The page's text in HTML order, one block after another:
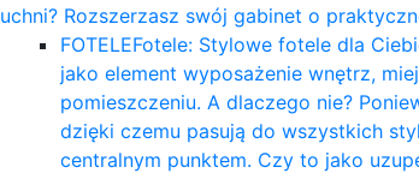
Rozszerzasz swój gabinet o
FOTELEFotele: Stylowe fotele dla
jako element wyposażenie wnętrz,
pomieszczeniu. A dlaczego nie?
dzięki czemu pasują do wszystkich
centralnym punktem. Czy to jako